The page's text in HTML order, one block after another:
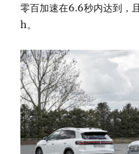
零百加速在6.6秒内达到，
h。